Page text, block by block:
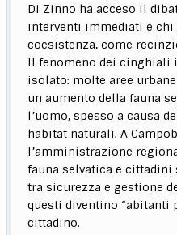
Di Zinno ha acceso il
interventi immediati e
coesistenza, come
Il fenomeno dei cinghiali
isolato: molte aree
un aumento della fauna
l’uomo, spesso a causa
habitat naturali. A
l’amministrazione
fauna selvatica e
tra sicurezza e gestione
questi diventino “abitanti
cittadino.